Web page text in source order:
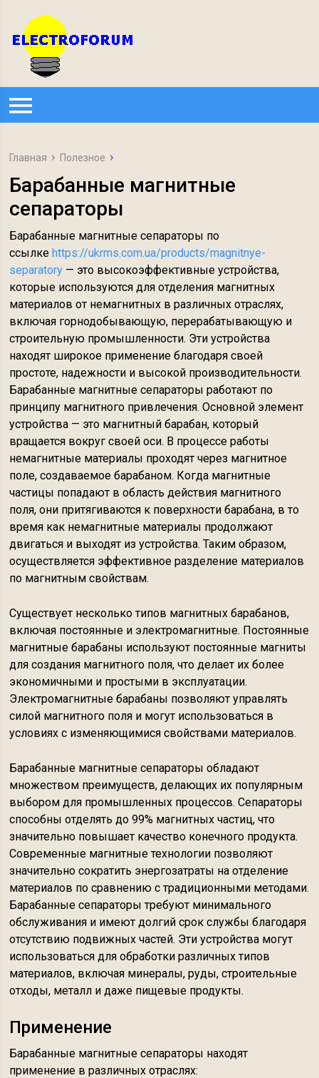
Главная Полезное
Барабанные магнитные
сепараторы
Барабанные магнитные сепараторы по
ссылкеhttps://ukrms.com.ua/products/magnitnye-
separatory — это высокоэффективные устройства,
которые используются для отделения магнитных
материалов от немагнитных в различных отраслях,
включая горнодобывающую, перерабатывающую и
строительную промышленности. Эти устройства
находят широкое применение благодаря своей
простоте, надежности и высокой производительности.
Барабанные магнитные сепараторы работают по
принципу магнитного привлечения. Основной элемент
устройства — это магнитный барабан, который
вращается вокруг своей оси. В процессе работы
немагнитные материалы проходят через магнитное
поле, создаваемое барабаном. Когда магнитные
частицы попадают в область действия магнитного
поля, они притягиваются к поверхности барабана, в то
время как немагнитные материалы продолжают
двигаться и выходят из устройства. Таким образом,
осуществляется эффективное разделение материалов
по магнитным свойствам.
Существует несколько типов магнитных барабанов,
включая постоянные и электромагнитные. Постоянные
магнитные барабаны используют постоянные магниты
для создания магнитного поля, что делает их более
экономичными и простыми в эксплуатации.
Электромагнитные барабаны позволяют управлять
силой магнитного поля и могут использоваться в
условиях с изменяющимися свойствами материалов.
Барабанные магнитные сепараторы обладают
множеством преимуществ, делающих их популярным
выбором для промышленных процессов. Сепараторы
способны отделять до 99% магнитных частиц, что
значительно повышает качество конечного продукта.
Современные магнитные технологии позволяют
значительно сократить энергозатраты на отделение
материалов по сравнению с традиционными методами.
Барабанные сепараторы требуют минимального
обслуживания и имеют долгий срок службы благодаря
отсутствию подвижных частей. Эти устройства могут
использоваться для обработки различных типов
материалов, включая минералы, руды, строительные
отходы, металл и даже пищевые продукты.
Применение
Барабанные магнитные сепараторы находят
применение в различных отраслях: